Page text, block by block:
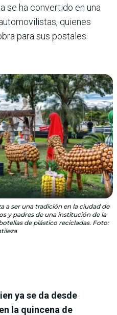
se ha convertido en una
quienes
para sus postales
a ser una tradición en la ciudad de
y padres de una institución de la
de plástico recicladas. Foto:
ya se da desde
la quincena de